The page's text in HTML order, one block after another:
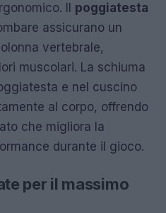
Il poggiatesta
assicurano un
vertebrale,
muscolari. La schiuma
e nel cuscino
al corpo, offrendo
che migliora la
durante il gioco.
per il massimo